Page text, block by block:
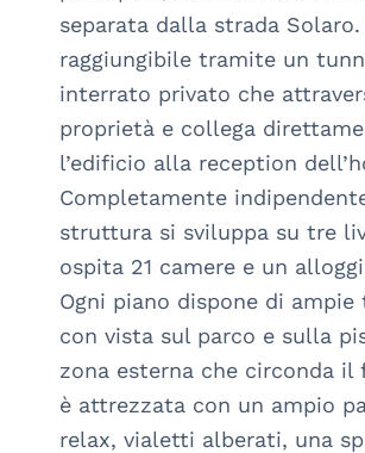
separata dalla strada Solaro.
raggiungibile tramite un
interrato privato che
proprietà e collega
l’edificio alla reception
Completamente
struttura si sviluppa su tre
ospita 21 camere e un
Ogni piano dispone di ampie
con vista sul parco e sulla
zona esterna che circonda il
è attrezzata con un ampio
relax, vialetti alberati, una